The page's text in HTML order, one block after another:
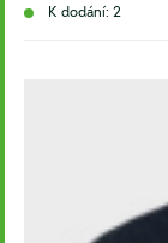
K dodání: 2